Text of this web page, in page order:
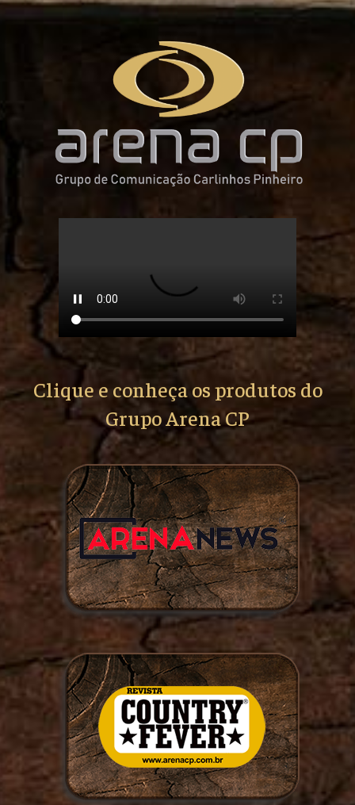
Clique e conheça os produtos do
Grupo Arena CP